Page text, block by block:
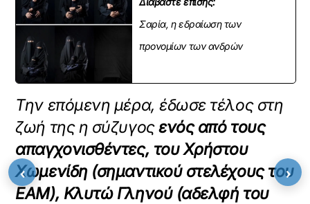
Σαρία, η εδραίωση των
προνομίων των ανδρών
Την επόμενη μέρα, έδωσε τέλος στη
ζωή της η σύζυγοςενός από τους
απαγχονισθέντες, του Χρήστου
Χωμενίδη (σημαντικού στελέχους του
ΕΑΜ), Κλυτώ Γληνού (αδελφή του
‹ ›